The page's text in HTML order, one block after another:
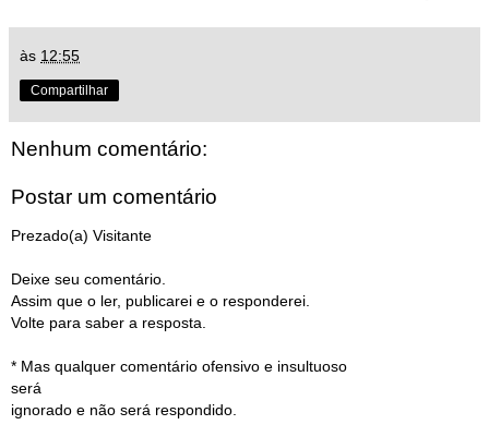
às 12:55
Compartilhar
Nenhum comentário:
Postar um comentário
Prezado(a) Visitante
Deixe seu comentário.
Assim que o ler, publicarei e o responderei.
Volte para saber a resposta.
* Mas qualquer comentário ofensivo e insultuoso
será
ignorado e não será respondido.